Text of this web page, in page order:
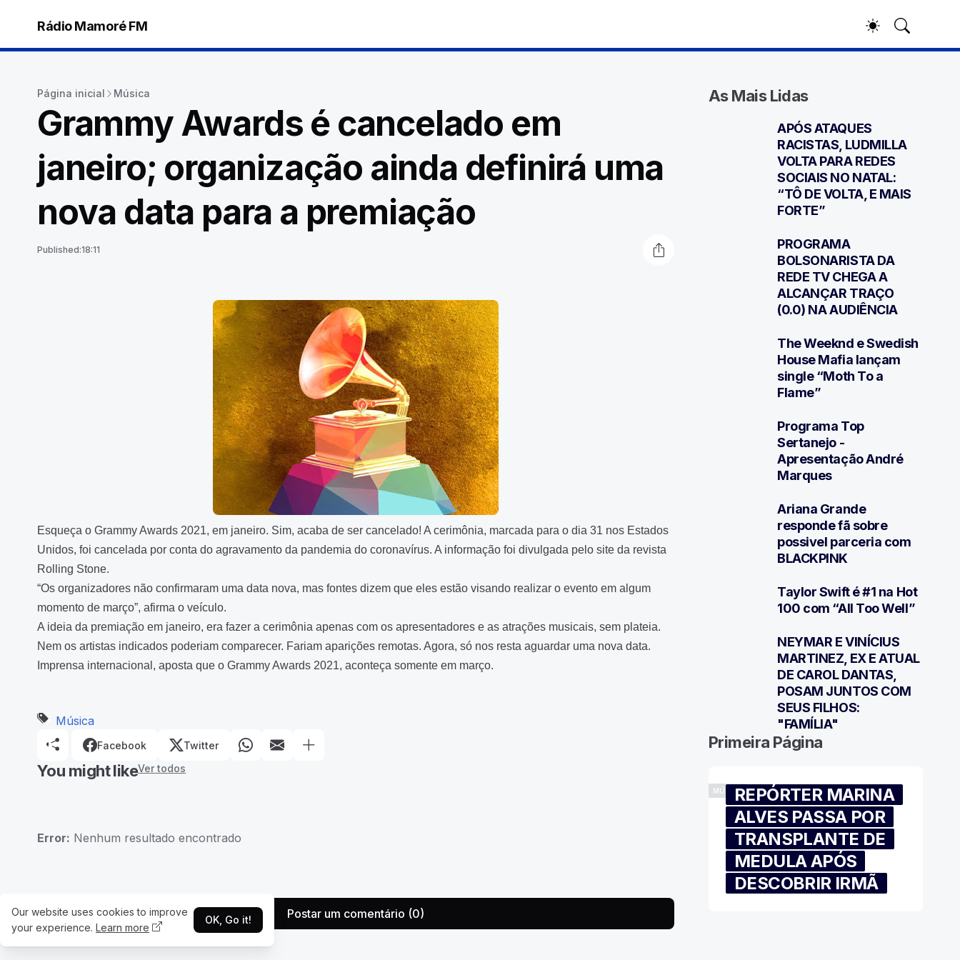
Rádio Mamoré FM
Página inicial Música
Grammy Awards é cancelado em
janeiro; organização ainda definirá uma
nova data para a premiação
Published:18:11
Esqueça o Grammy Awards 2021, em janeiro. Sim, acaba de ser cancelado! A cerimônia, marcada para o dia 31 nos Estados
Unidos, foi cancelada por conta do agravamento da pandemia do coronavírus. A informação foi divulgada pelo site da revista
Rolling Stone.
“Os organizadores não confirmaram uma data nova, mas fontes dizem que eles estão visando realizar o evento em algum
momento de março”, afirma o veículo.
A ideia da premiação em janeiro, era fazer a cerimônia apenas com os apresentadores e as atrações musicais, sem plateia.
Nem os artistas indicados poderiam comparecer. Fariam aparições remotas. Agora, só nos resta aguardar uma nova data.
Imprensa internacional, aposta que o Grammy Awards 2021, aconteça somente em março.
Música
Facebook Twitter
You might likeVer todos
Error: Nenhum resultado encontrado
Postar um comentário (0)
As Mais Lidas
APÓS ATAQUES
RACISTAS, LUDMILLA
VOLTA PARA REDES
SOCIAIS NO NATAL:
“TÔ DE VOLTA, E MAIS
FORTE”
PROGRAMA
BOLSONARISTA DA
REDE TV CHEGA A
ALCANÇAR TRAÇO
(0.0) NA AUDIÊNCIA
The Weeknd e Swedish
House Mafia lançam
single “Moth To a
Flame”
Programa Top
Sertanejo -
Apresentação André
Marques
Ariana Grande
responde fã sobre
possivel parceria com
BLACKPINK
Taylor Swift é #1 na Hot
100 com “All Too Well”
NEYMAR E VINÍCIUS
MARTINEZ, EX E ATUAL
DE CAROL DANTAS,
POSAM JUNTOS COM
SEUS FILHOS:
"FAMÍLIA"
Primeira Página
MÚSICAREPÓRTER MARINA
ALVES PASSA POR
TRANSPLANTE DE
MEDULA APÓS
DESCOBRIR IRMÃ
Our website uses cookies to improve
your experience. Learn more
OK, Go it!